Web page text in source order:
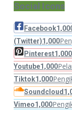
Social Icons
Facebook
(Twitter)1,000
Pinterest1,000
Youtube1,000
Tiktok1,000
Soundcloud
Vimeo1,000